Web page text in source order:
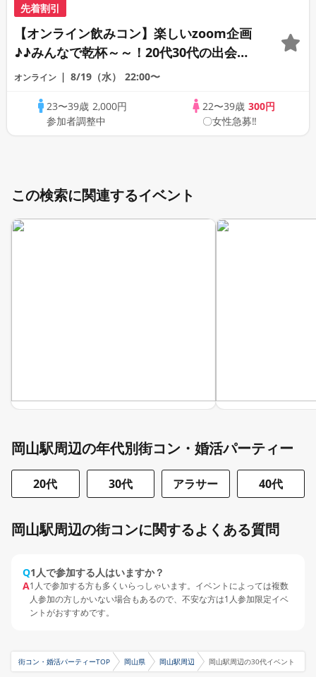
先着割引
【オンライン飲みコン】楽しいzoom企画
♪♪みんなで乾杯～～！20代30代の出会い
応援♪♪リモートパーティー♪♪友達作りか
う♪☆全国の方が対象☆司会進行あり♪♪♪
オンライン 8/19（水） 22:00〜
23〜39歳 2,000円
参加者調整中
22〜39歳 300円
〇女性急募‼
この検索に関連するイベント
岡山駅周辺の年代別街コン・婚活パーティー
20代 30代 アラサー 40代
岡山駅周辺の街コンに関するよくある質問
Q1人で参加する人はいますか？
A1人で参加する方も多くいらっしゃいます。イベントによっては複数
人参加の方しかいない場合もあるので、不安な方は1人参加限定イベ
ントがおすすめです。
街コン・婚活パーティーTOP 岡山県 岡山駅周辺 岡山駅周辺の30代イベント